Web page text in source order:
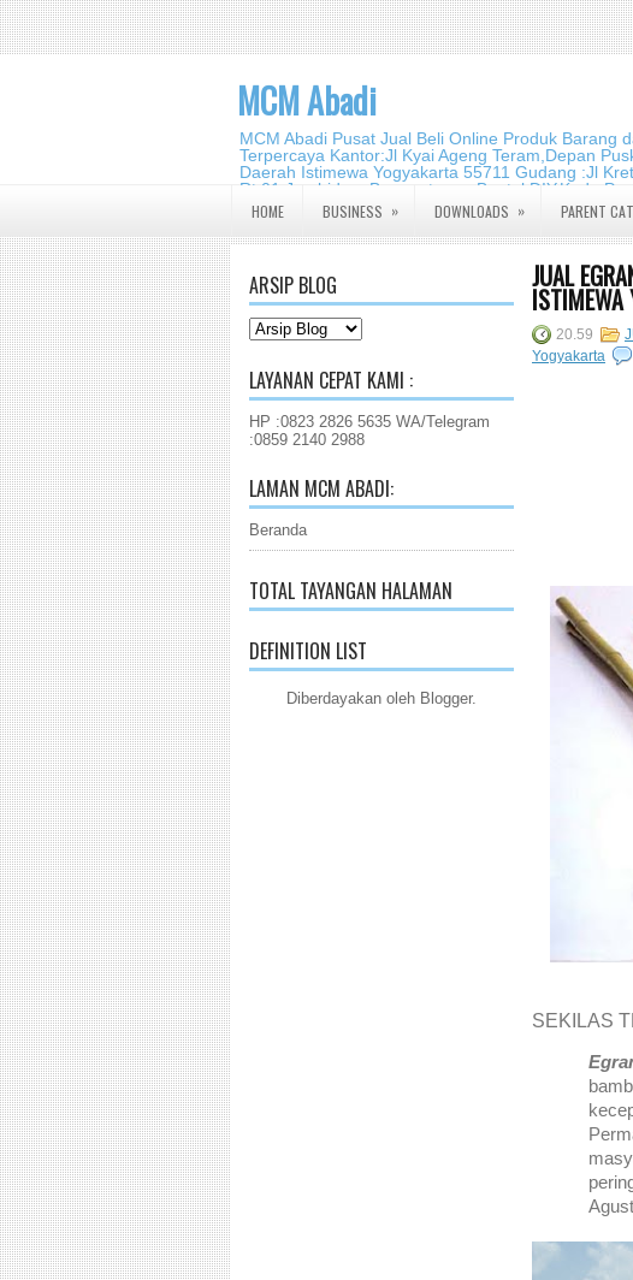
MCM Abadi
MCM Abadi Pusat Jual Beli Online Produk Barang
Terpercaya Kantor:Jl Kyai Ageng Teram,Depan
Daerah Istimewa Yogyakarta 55711 Gudang :Jl
Rt.01,Jambidan, Banguntapan,Bantul,DIY.Kode
2140 2988
HOME BUSINESS » DOWNLOADS » PARENT
ARSIP BLOG
LAYANAN CEPAT KAMI :
HP :0823 2826 5635 WA/Telegram
:0859 2140 2988
LAMAN MCM ABADI:
Beranda
TOTAL TAYANGAN HALAMAN
DEFINITION LIST
Diberdayakan oleh Blogger.
JUAL
ISTIMEWA
20.59
Yogyakarta
SEKILAS